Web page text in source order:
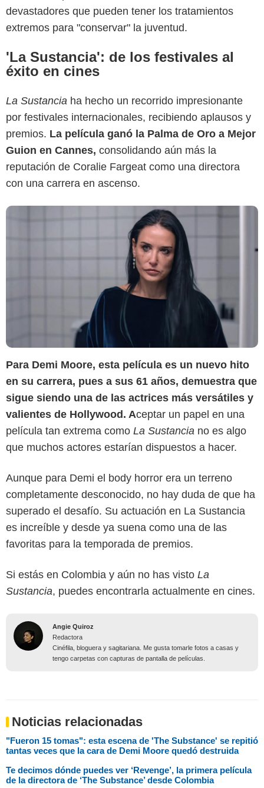
devastadores que pueden tener los tratamientos
extremos para "conservar" la juventud.
'La Sustancia': de los festivales al
éxito en cines
La Sustancia ha hecho un recorrido impresionante
por festivales internacionales, recibiendo aplausos y
premios. La película ganó la Palma de Oro a Mejor
Guion en Cannes, consolidando aún más la
reputación de Coralie Fargeat como una directora
con una carrera en ascenso.
Para Demi Moore, esta película es un nuevo hito
en su carrera, pues a sus 61 años, demuestra que
sigue siendo una de las actrices más versátiles y
valientes de Hollywood. Aceptar un papel en una
película tan extrema como La Sustancia no es algo
que muchos actores estarían dispuestos a hacer.
Aunque para Demi el body horror era un terreno
completamente desconocido, no hay duda de que ha
superado el desafío. Su actuación en La Sustancia
es increíble y desde ya suena como una de las
favoritas para la temporada de premios.
Si estás en Colombia y aún no has visto La
Sustancia, puedes encontrarla actualmente en cines.
Angie Quiroz
Redactora
Cinéfila, bloguera y sagitariana. Me gusta tomarle fotos a casas y
tengo carpetas con capturas de pantalla de películas.
Noticias relacionadas
"Fueron 15 tomas": esta escena de 'The Substance' se repitió
tantas veces que la cara de Demi Moore quedó destruida
Te decimos dónde puedes ver ‘Revenge’, la primera película
de la directora de ‘The Substance’ desde Colombia